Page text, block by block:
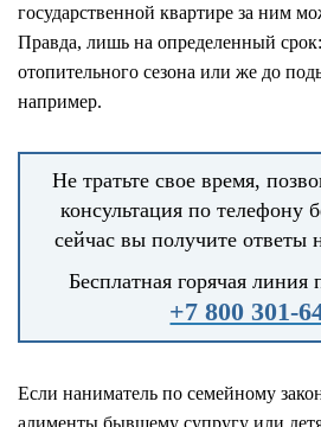
государственной квартире за ним
Правда, лишь на определенный
отопительного сезона или же до
например.
Не тратьте свое время,
консультация по телефону
сейчас вы получите ответы
Бесплатная горячая линия
+7 800 301-
Если наниматель по семейному
алименты бывшему супругу или